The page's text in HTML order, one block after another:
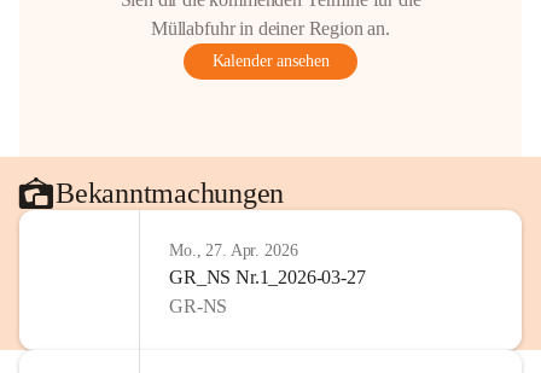
Müllabfuhr in deiner Region an.
Kalender ansehen
Bekanntmachungen
Mo., 27. Apr. 2026
GR_NS Nr.1_2026-03-27
GR-NS